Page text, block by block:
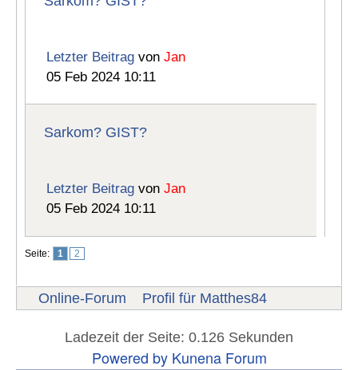
Letzter Beitrag vonJan
05 Feb 2024 10:11
Sarkom? GIST?
Letzter Beitrag vonJan
05 Feb 2024 10:11
Seite: 1 2
Online-Forum Profil für Matthes84
Ladezeit der Seite: 0.126 Sekunden
Powered by Kunena Forum